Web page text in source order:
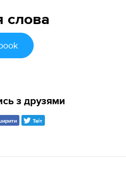
слова
з друзями
Твіт